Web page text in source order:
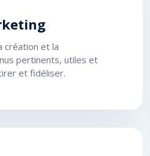
création et la
pertinents, utiles et
et fidéliser.